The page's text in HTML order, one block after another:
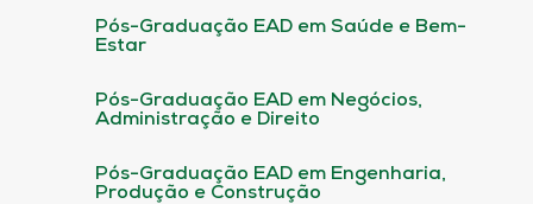
Pós-Graduação EAD em Saúde e Bem-
Estar
Pós-Graduação EAD em Negócios,
Administração e Direito
Pós-Graduação EAD em Engenharia,
Produção e Construção